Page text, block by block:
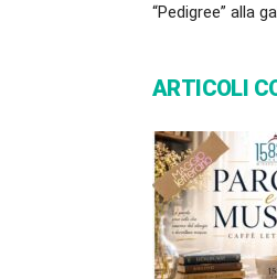
“Pedigree” alla
ARTICOLI